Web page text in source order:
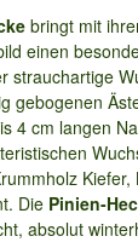
bringt mit
einen
strauchartige
gebogenen
4 cm langen
Kiefer,
DiePinien-
absolut